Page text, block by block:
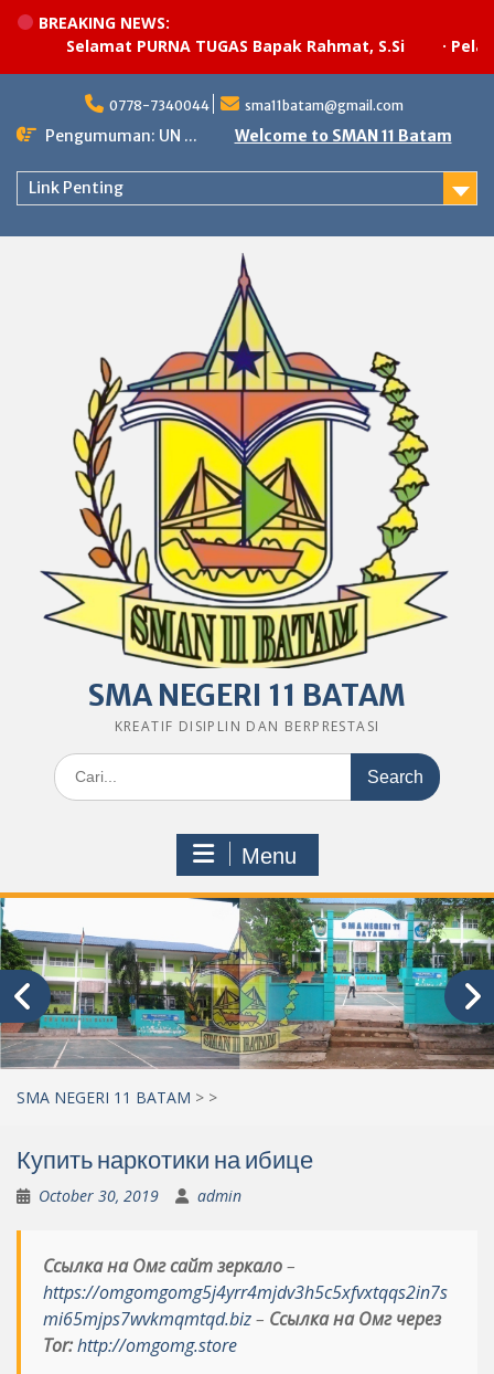
BREAKING NEWS:
Selamat PURNA TUGAS Bapak Rahmat, S.Si
content
0778-7340044 sma11batam@gmail.com
Pengumuman: UN ... Welcome to SMAN 11 Batam
Link Penting
SMA NEGERI 11 BATAM
KREATIF DISIPLIN DAN BERPRESTASI
Search
for:
Menu
SMA NEGERI 11 BATAM > >
Купить наркотики на ибице
October 30, 2019 admin
Ссылка на Омг сайт зеркало–
https://omgomgomg5j4yrr4mjdv3h5c5xfvxtqqs2in7s
mi65mjps7wvkmqmtqd.biz– Ссылка на Омг через
Tor:http://omgomg.store